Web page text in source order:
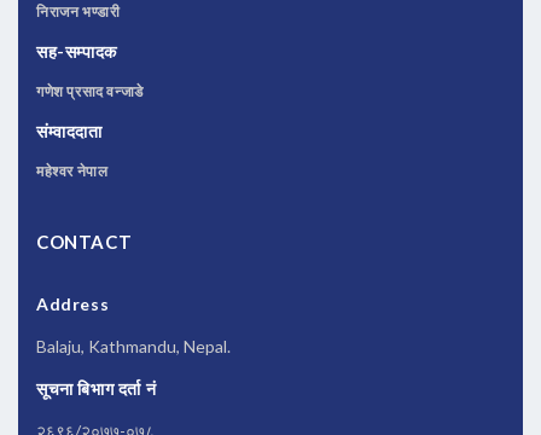
निराजन भण्डारी
सह-सम्पादक
गणेश प्रसाद वन्जाडे
संम्वाददाता
महेश्वर नेपाल
CONTACT
Address
Balaju, Kathmandu, Nepal.
सूचना बिभाग दर्ता नं
२६९६/२०७७-०७८